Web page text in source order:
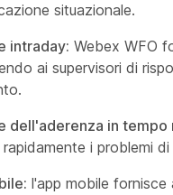
situazionale.
intraday: Webex WFO
ai supervisori di
dell'aderenza in tempo
i problemi
l'app mobile